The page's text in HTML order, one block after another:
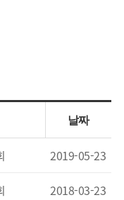
날짜
2019-05-23
2018-03-23